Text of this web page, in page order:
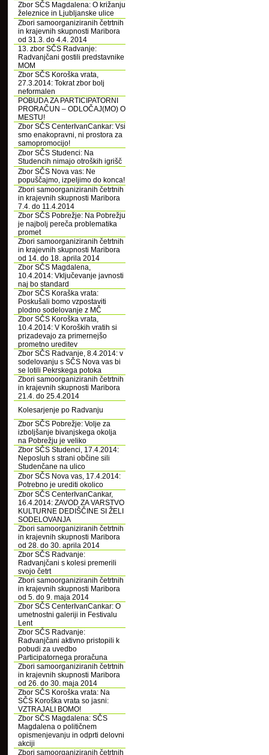
Zbor SČS Magdalena: O križanju
železnice in Ljubljanske ulice
Zbori samoorganiziranih četrtnih
in krajevnih skupnosti Maribora
od 31.3. do 4.4. 2014
13. zbor SČS Radvanje:
Radvanjčani gostili predstavnike
MOM
Zbor SČS Koroška vrata,
27.3.2014: Tokrat zbor bolj
neformalen
POBUDA ZA PARTICIPATORNI
PRORAČUN – ODLOČAJ(MO) O
MESTU!
Zbor SČS CenterIvanCankar: Vsi
smo enakopravni, ni prostora za
samopromocijo!
Zbor SČS Studenci: Na
Studencih nimajo otroških igrišč
Zbor SČS Nova vas: Ne
popuščajmo, izpeljimo do konca!
Zbori samoorganiziranih četrtnih
in krajevnih skupnosti Maribora
7.4. do 11.4.2014
Zbor SČS Pobrežje: Na Pobrežju
je najbolj pereča problematika
promet
Zbori samoorganiziranih četrtnih
in krajevnih skupnosti Maribora
od 14. do 18. aprila 2014
Zbor SČS Magdalena,
10.4.2014: Vključevanje javnosti
naj bo standard
Zbor SČS Koraška vrata:
Poskušali bomo vzpostaviti
plodno sodelovanje z MČ
Zbor SČS Koroška vrata,
10.4.2014: V Koroških vratih si
prizadevajo za primernejšo
prometno ureditev
Zbor SČS Radvanje, 8.4.2014: v
sodelovanju s SČS Nova vas bi
se lotili Pekrskega potoka
Zbori samoorganiziranih četrtnih
in krajevnih skupnosti Maribora
21.4. do 25.4.2014
Kolesarjenje po Radvanju
Zbor SČS Pobrežje: Volje za
izboljšanje bivanjskega okolja
na Pobrežju je veliko
Zbor SČS Studenci, 17.4.2014:
Neposluh s strani občine sili
Studenčane na ulico
Zbor SČS Nova vas, 17.4.2014:
Potrebno je urediti okolico
Zbor SČS CenterIvanCankar,
16.4.2014: ZAVOD ZA VARSTVO
KULTURNE DEDIŠČINE SI ŽELI
SODELOVANJA
Zbori samoorganiziranih četrtnih
in krajevnih skupnosti Maribora
od 28. do 30. aprila 2014
Zbor SČS Radvanje:
Radvanjčani s kolesi premerili
svojo četrt
Zbori samoorganiziranih četrtnih
in krajevnih skupnosti Maribora
od 5. do 9. maja 2014
Zbor SČS CenterIvanCankar: O
umetnostni galeriji in Festivalu
Lent
Zbor SČS Radvanje:
Radvanjčani aktivno pristopili k
pobudi za uvedbo
Participatornega proračuna
Zbori samoorganiziranih četrtnih
in krajevnih skupnosti Maribora
od 26. do 30. maja 2014
Zbor SČS Koroška vrata: Na
SČS Koroška vrata so jasni:
VZTRAJALI BOMO!
Zbor SČS Magdalena: SČS
Magdalena o političnem
opismenjevanju in odprti delovni
akciji
Zbori samoorganiziranih četrtnih